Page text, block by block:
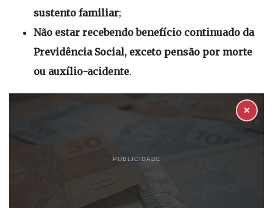
sustento familiar;
Não estar recebendo benefício continuado da
Previdência Social, exceto pensão por morte
ou auxílio-acidente.
PUBLICIDADE
✕